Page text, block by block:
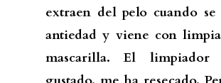
extraen del pelo cuando
antiedad y viene con
mascarilla. El